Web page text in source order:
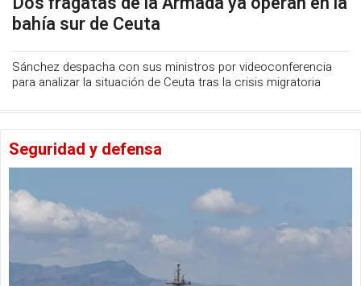
bahía sur de Ceuta
Sánchez despacha con sus ministros por videoconferencia
para analizar la situación de Ceuta tras la crisis migratoria
Seguridad y defensa